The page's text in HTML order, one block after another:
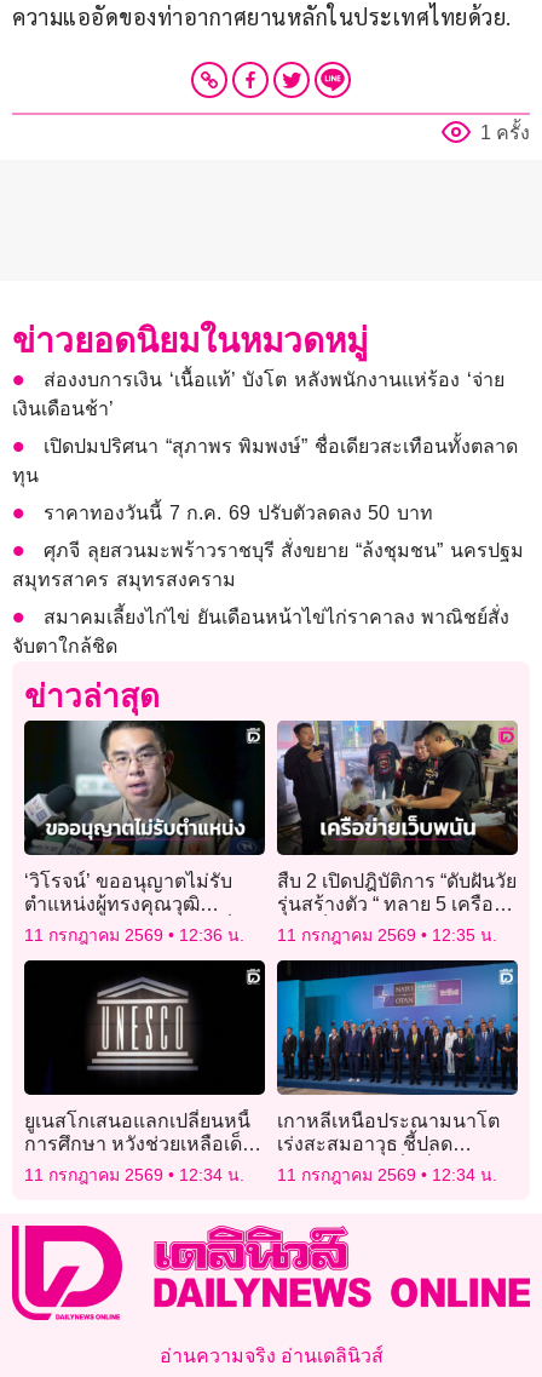
ความแออัดของท่าอากาศยานหลักในประเทศไทยด้วย.
1 ครั้ง
ข่าวยอดนิยมในหมวดหมู่
ส่องงบการเงิน ‘เนื้อแท้’ บังโต หลังพนักงานแห่ร้อง ‘จ่าย
เงินเดือนช้า’
เปิดปมปริศนา “สุภาพร พิมพงษ์” ชื่อเดียวสะเทือนทั้งตลาด
ทุน
ราคาทองวันนี้ 7 ก.ค. 69 ปรับตัวลดลง 50 บาท
ศุภจี ลุยสวนมะพร้าวราชบุรี สั่งขยาย “ล้งชุมชน” นครปฐม
สมุทรสาคร สมุทรสงคราม
สมาคมเลี้ยงไก่ไข่ ยันเดือนหน้าไข่ไก่ราคาลง พาณิชย์สั่ง
จับตาใกล้ชิด
ข่าวล่าสุด
‘วิโรจน์’ ขออนุญาตไม่รับ
ตำแหน่งผู้ทรงคุณวุฒิ
กทม.ขอบคุณ ‘ชัชชาติ’ ที่ให้
11 กรกฎาคม 2569 12:36 น.
สืบ 2 เปิดปฎิบัติการ “ดับฝันวัย
รุ่นสร้างตัว “ ทลาย 5 เครือ
ข่ายเว็บพนัน ค้น 12 จุด
11 กรกฎาคม 2569 12:35 น.
ยูเนสโกเสนอแลกเปลี่ยนหนี้
การศึกษา หวังช่วยเหลือเด็ก
ในประเทศยากจน
11 กรกฎาคม 2569 12:34 น.
เกาหลีเหนือประณามนาโต
เร่งสะสมอาวุธ ชี้ปลด
นิวเคลียร์ต้องเริ่มที่ “พันธมิตร
11 กรกฎาคม 2569 12:34 น.
อ่านความจริง อ่านเดลินิวส์